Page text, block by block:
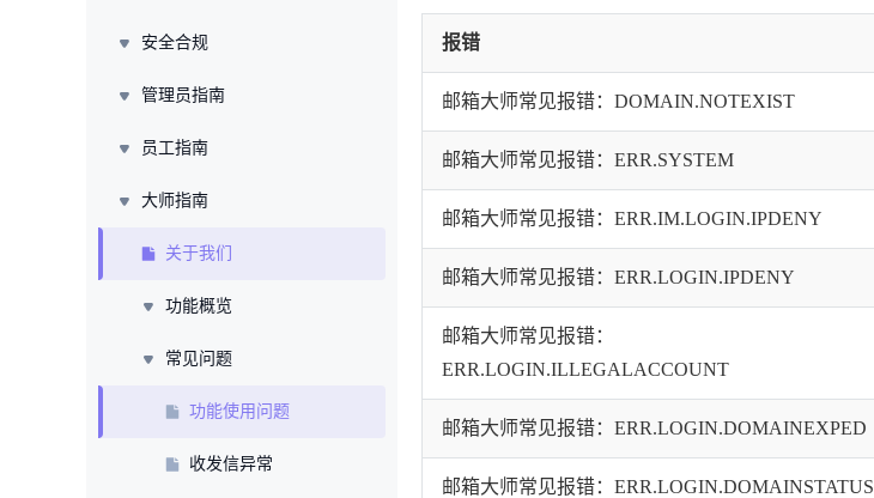
安全合规
管理员指南
员工指南
大师指南
关于我们
功能概览
常见问题
功能使用问题
收发信异常
报错
邮箱大师常见报错：DOMAIN.NOTEXIST
邮箱大师常见报错：ERR.SYSTEM
邮箱大师常见报错：ERR.IM.LOGIN.IPDENY
邮箱大师常见报错：ERR.LOGIN.IPDENY
邮箱大师常见报错：
ERR.LOGIN.ILLEGALACCOUNT
邮箱大师常见报错：ERR.LOGIN.DOMAINEXPED
邮箱大师常见报错：ERR.LOGIN.DOMAINSTATUS